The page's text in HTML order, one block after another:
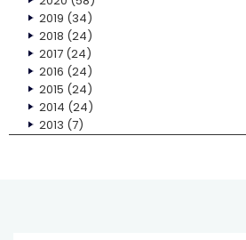
2019 (34)
2018 (24)
2017(24)
2016 (24)
2015 (24)
2014 (24)
2013 (7)